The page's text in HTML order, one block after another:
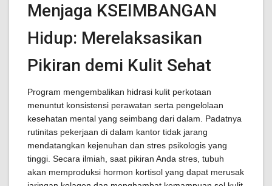
Menjaga KSEIMBANGAN
Hidup: Merelaksasikan
Pikiran demi Kulit Sehat
Program mengembalikan hidrasi kulit perkotaan
menuntut konsistensi perawatan serta pengelolaan
kesehatan mental yang seimbang dari dalam. Padatnya
rutinitas pekerjaan di dalam kantor tidak jarang
mendatangkan kejenuhan dan stres psikologis yang
tinggi. Secara ilmiah, saat pikiran Anda stres, tubuh
akan memproduksi hormon kortisol yang dapat merusak